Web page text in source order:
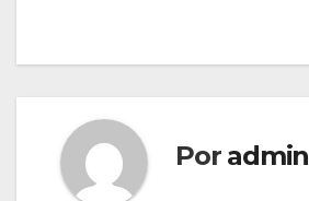
Por admin